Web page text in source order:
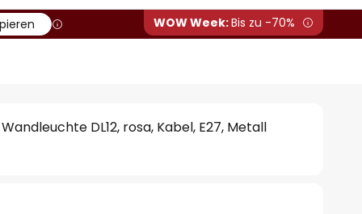
WOW Week:Bis zu -70%
DL12, rosa, Kabel, E27, Metall